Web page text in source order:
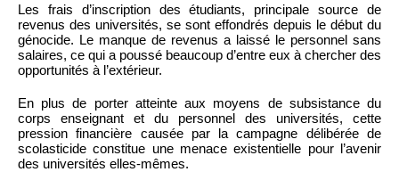
Les frais d’inscription des étudiants, principale source de
revenus des universités, se sont effondrés depuis le début du
génocide. Le manque de revenus a laissé le personnel sans
salaires, ce qui a poussé beaucoup d’entre eux à chercher des
opportunités à l’extérieur.
En plus de porter atteinte aux moyens de subsistance du
corps enseignant et du personnel des universités, cette
pression financière causée par la campagne délibérée de
scolasticide constitue une menace existentielle pour l’avenir
des universités elles-mêmes.